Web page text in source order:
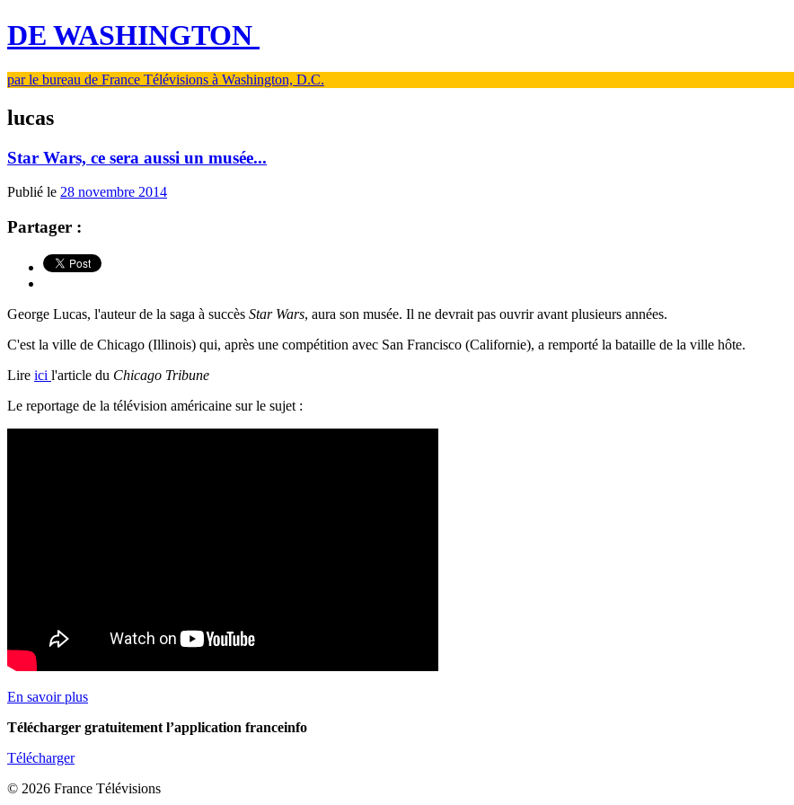
DE WASHINGTON
par le bureau de France Télévisions à Washington, D.C.
lucas
Star Wars, ce sera aussi un musée...
Publié le 28 novembre 2014
Partager :
George Lucas, l'auteur de la saga à succès Star Wars, aura son musée. Il ne devrait pas ouvrir avant plusieurs années.
C'est la ville de Chicago (Illinois) qui, après une compétition avec San Francisco (Californie), a remporté la bataille de la ville hôte.
Lire ici l'article du Chicago Tribune
Le reportage de la télévision américaine sur le sujet :
En savoir plus
Télécharger gratuitement l’application franceinfo
Télécharger
© 2026 France Télévisions